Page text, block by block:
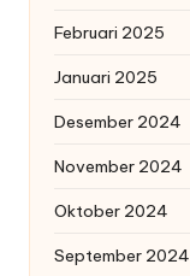
Februari 2025
Januari 2025
Desember 2024
November 2024
Oktober 2024
September 2024